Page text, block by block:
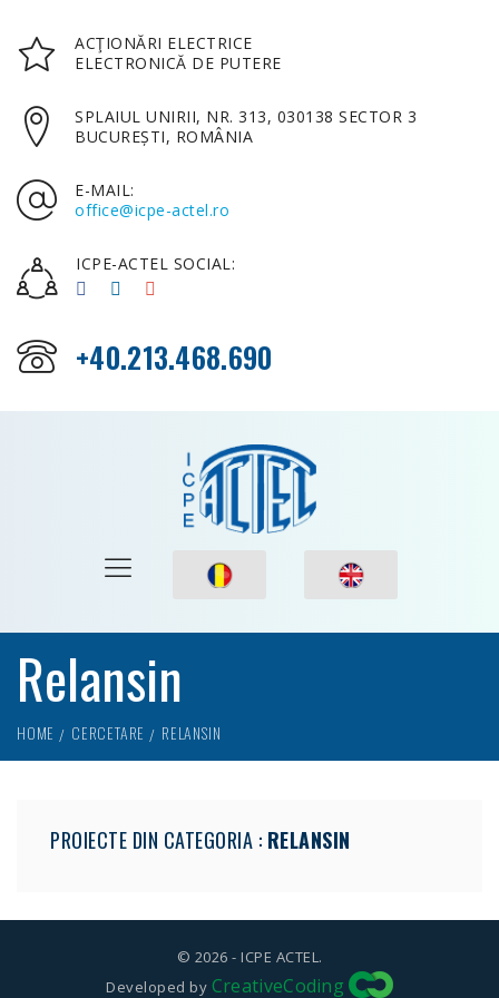
ACŢIONĂRI ELECTRICE
ELECTRONICĂ DE PUTERE
SPLAIUL UNIRII, NR. 313, 030138 SECTOR 3
BUCUREȘTI, ROMÂNIA
E-MAIL:
office@icpe-actel.ro
ICPE-ACTEL SOCIAL:
+40.213.468.690
Relansin
HOME CERCETARE RELANSIN
PROIECTE DIN CATEGORIA : RELANSIN
© 2026 - ICPE ACTEL.
Developed by CreativeCoding